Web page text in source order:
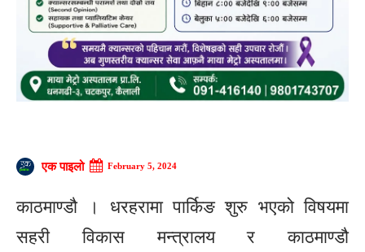
एक पाइलो February 5, 2024
काठमाण्डौ । धरहरामा पार्किङ शुरु भएको विषयमा
सहरी विकास मन्त्रालय र काठमाण्डौ